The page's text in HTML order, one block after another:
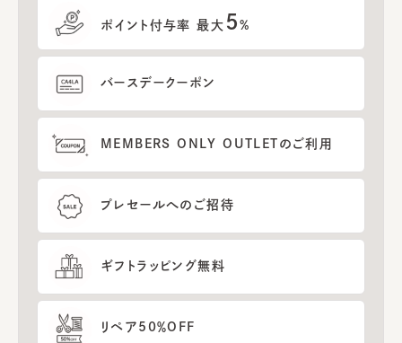
ポイント付与率 最大 5%
バースデークーポン
MEMBERS ONLY OUTLETのご利用
プレセールへのご招待
ギフトラッピング無料
リペア50％OFF